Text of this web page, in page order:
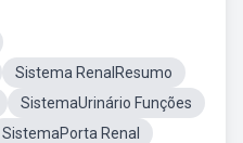
Sistema RenalResumo
SistemaUrinário Funções
SistemaPorta Renal